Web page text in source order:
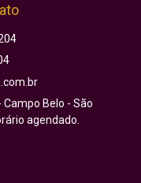
Campo Belo - São
agendado.